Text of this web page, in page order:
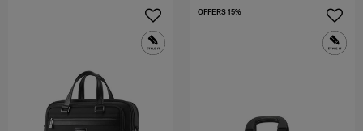
OFFERS 15%